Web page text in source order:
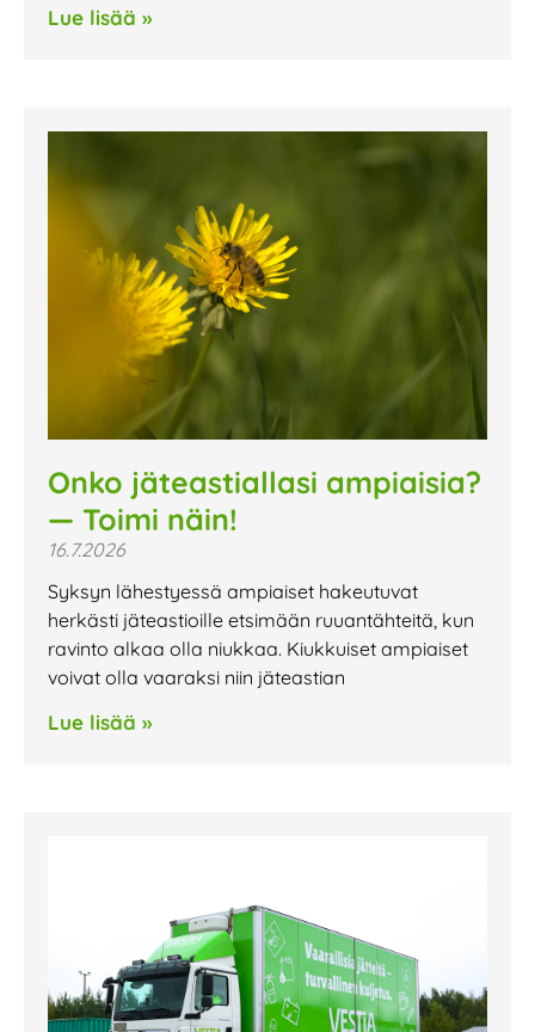
Lue lisää »
Onko jäteastiallasi ampiaisia?
— Toimi näin!
16.7.2026
Syksyn lähestyessä ampiaiset hakeutuvat
herkästi jäteastioille etsimään ruuantähteitä, kun
ravinto alkaa olla niukkaa. Kiukkuiset ampiaiset
voivat olla vaaraksi niin jäteastian
Lue lisää »